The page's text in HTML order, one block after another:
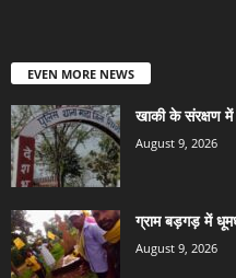
EVEN MORE NEWS
खाकी के संरक्षण में
August 9, 2026
ग्राम बड़गड़ में
August 9, 2026